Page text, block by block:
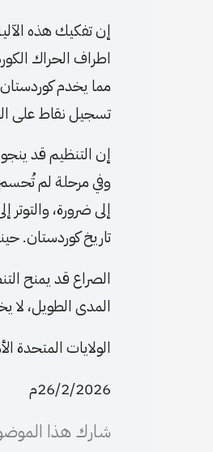
إن تفكيك هذه
اطراف الحراك
مما يخدم
تسجيل نقاط على
إن التنظيم قد
وفي مرحلة لم
إلى ضرورة،
تاريخ كوردستان.
الصراع قد يمنح
المدى الطويل، لا
الولايات المتحدة
26/2/2026م
شارك هذا